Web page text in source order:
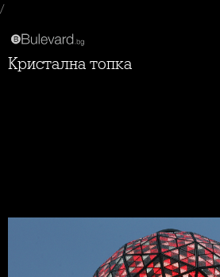
/
Кристална топка